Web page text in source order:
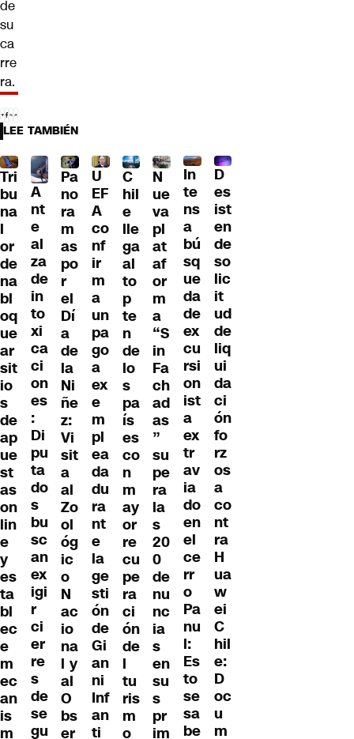
de
su
ca
rre
ra.
LEE TAMBIÉN
Tri
bu
na
l
or
de
na
bl
oq
ue
ar
sit
io
s
de
ap
ue
st
as
on
lin
e
y
es
ta
bl
ec
e
m
ec
an
is
m
A
nt
e
al
za
de
in
to
xi
ca
ci
on
es
:
Di
pu
ta
do
s
bu
sc
an
ex
igi
r
ci
er
re
s
de
se
gu
Pa
no
ra
m
as
po
r
el
Dí
a
de
la
Ni
ñe
z:
Vi
sit
a
al
Zo
ol
óg
ic
o
N
ac
io
na
l y
al
O
bs
er
U
EF
A
co
nf
ir
m
a
un
pa
go
a
ex
e
m
pl
ea
da
du
ra
nt
e
la
ge
sti
ón
de
Gi
an
ni
Inf
an
ti
C
hil
e
lle
ga
al
to
p
te
n
de
lo
s
pa
ís
es
co
n
m
ay
or
re
cu
pe
ra
ci
ón
de
l
tu
ris
m
o
N
ue
va
pl
at
af
or
m
a
“S
in
Fa
ch
ad
as
”
su
pe
ra
la
s
20
0
de
nu
nc
ia
s
en
su
s
pr
im
In
te
ns
a
bú
sq
ue
da
de
ex
cu
rsi
on
ist
a
ex
tr
av
ia
do
en
el
ce
rr
o
Pa
nu
l:
Es
to
se
sa
be
D
es
ist
en
de
so
lic
it
ud
de
liq
ui
da
ci
ón
fo
rz
os
a
co
nt
ra
H
ua
w
ei
C
hil
e:
D
oc
u
m